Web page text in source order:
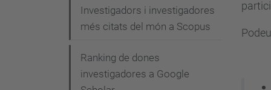
Investigadors i investigadores
més citats del món a Scopus
Ranking de dones
investigadores a Google